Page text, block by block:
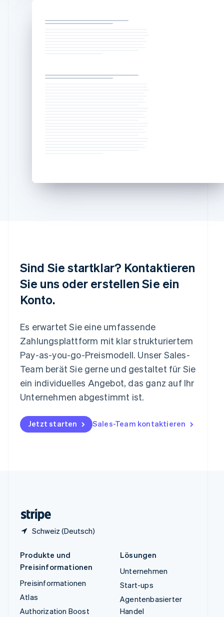
Sind Sie startklar? Kontaktieren
Sie uns oder erstellen Sie ein
Konto.
Es erwartet Sie eine umfassende
Zahlungsplattform mit klar strukturiertem
Pay-as-you-go-Preismodell. Unser Sales-
Team berät Sie gerne und gestaltet für Sie
ein individuelles Angebot, das ganz auf Ihr
Unternehmen abgestimmt ist.
Jetzt starten Sales-Team kontaktieren
Schweiz (Deutsch)
English简体中文
Neuseeland
English 简体中文
Slowakei
English
Slowenien
Sonderverwaltungsregion Hongkong,
China
English简体中文
Spanien
EspañolEnglish
ไทยEnglish
Tschechische Republik
Ungarn
English
Produkte und
Preisinformationen
Preisinformationen
Atlas
Authorization Boost
Lösungen
Unternehmen
Start-ups
Agentenbasierter
Handel